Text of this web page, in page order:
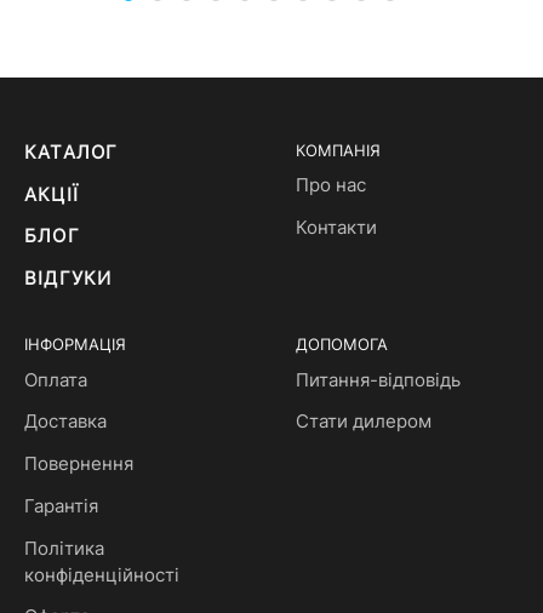
КАТАЛОГ
АКЦІЇ
БЛОГ
ВІДГУКИ
КОМПАНІЯ
Про нас
Контакти
ІНФОРМАЦІЯ
Оплата
Доставка
Повернення
Гарантія
Політика
конфіденційності
ДОПОМОГА
Питання-відповідь
Стати дилером